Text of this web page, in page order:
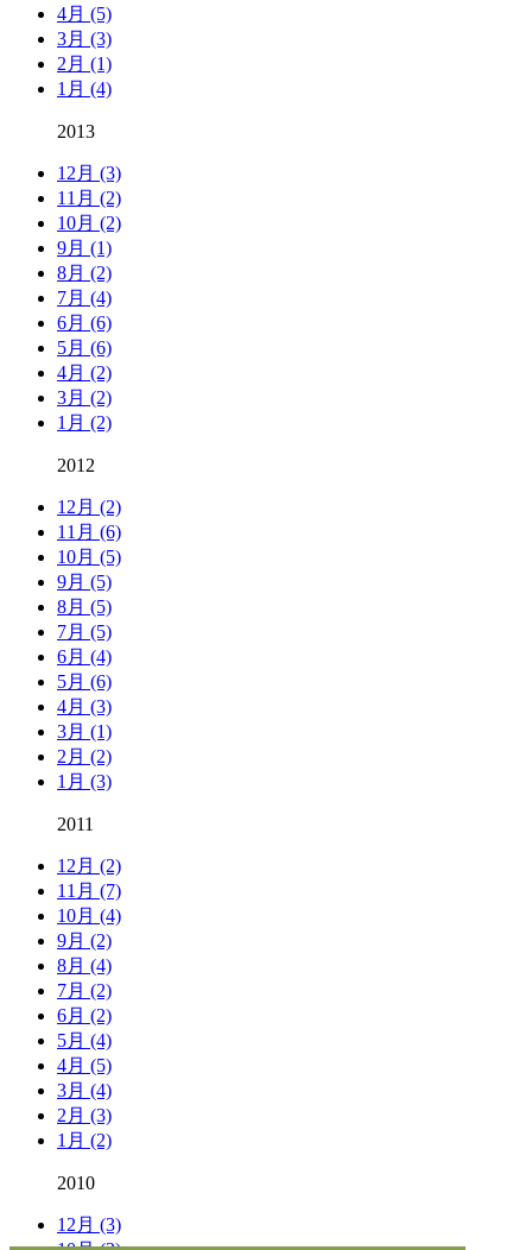
4月 (5)
3月 (3)
2月 (1)
1月 (4)
2013
12月 (3)
11月 (2)
10月 (2)
9月 (1)
8月 (2)
7月 (4)
6月 (6)
5月 (6)
4月 (2)
3月 (2)
1月 (2)
2012
12月 (2)
11月 (6)
10月 (5)
9月 (5)
8月 (5)
7月 (5)
6月 (4)
5月 (6)
4月 (3)
3月 (1)
2月 (2)
1月 (3)
2011
12月 (2)
11月 (7)
10月 (4)
9月 (2)
8月 (4)
7月 (2)
6月 (2)
5月 (4)
4月 (5)
3月 (4)
2月 (3)
1月 (2)
2010
12月 (3)